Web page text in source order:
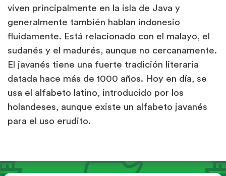
viven principalmente en la isla de Java y
generalmente también hablan indonesio
fluidamente. Está relacionado con el malayo, el
sudanés y el madurés, aunque no cercanamente.
El javanés tiene una fuerte tradición literaria
datada hace más de 1000 años. Hoy en día, se
usa el alfabeto latino, introducido por los
holandeses, aunque existe un alfabeto javanés
para el uso erudito.